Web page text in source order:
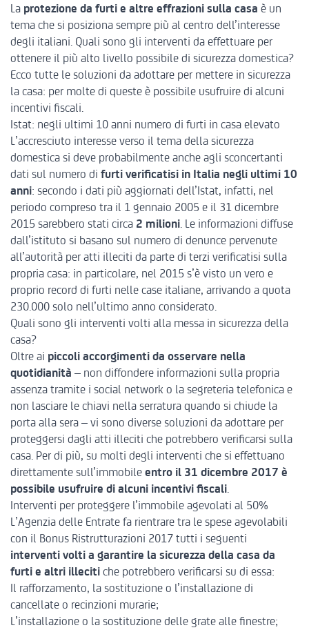
La protezione da furti e altre effrazioni sulla casa è un
tema che si posiziona sempre più al centro dell’interesse
degli italiani. Quali sono gli interventi da effettuare per
ottenere il più alto livello possibile di sicurezza domestica?
Ecco tutte le soluzioni da adottare per mettere in sicurezza
la casa: per molte di queste è possibile usufruire di alcuni
incentivi fiscali.
Istat: negli ultimi 10 anni numero di furti in casa elevato
L’accresciuto interesse verso il tema della sicurezza
domestica si deve probabilmente anche agli sconcertanti
dati sul numero di furti verificatisi in Italia negli ultimi 10
anni: secondo i dati più aggiornati dell’Istat, infatti, nel
periodo compreso tra il 1 gennaio 2005 e il 31 dicembre
2015 sarebbero stati circa 2 milioni. Le informazioni diffuse
dall’istituto si basano sul numero di denunce pervenute
all’autorità per atti illeciti da parte di terzi verificatisi sulla
propria casa: in particolare, nel 2015 s’è visto un vero e
proprio record di furti nelle case italiane, arrivando a quota
230.000 solo nell’ultimo anno considerato.
Quali sono gli interventi volti alla messa in sicurezza della
casa?
Oltre ai piccoli accorgimenti da osservare nella
quotidianità – non diffondere informazioni sulla propria
assenza tramite i social network o la segreteria telefonica e
non lasciare le chiavi nella serratura quando si chiude la
porta alla sera – vi sono diverse soluzioni da adottare per
proteggersi dagli atti illeciti che potrebbero verificarsi sulla
casa. Per di più, su molti degli interventi che si effettuano
direttamente sull’immobile entro il 31 dicembre 2017 è
possibile usufruire di alcuni incentivi fiscali.
Interventi per proteggere l’immobile agevolati al 50%
L’Agenzia delle Entrate fa rientrare tra le spese agevolabili
con il Bonus Ristrutturazioni 2017 tutti i seguenti
interventi volti a garantire la sicurezza della casa da
furti e altri illeciti che potrebbero verificarsi su di essa:
Il rafforzamento, la sostituzione o l’installazione di
cancellate o recinzioni murarie;
L’installazione o la sostituzione delle grate alle finestre;